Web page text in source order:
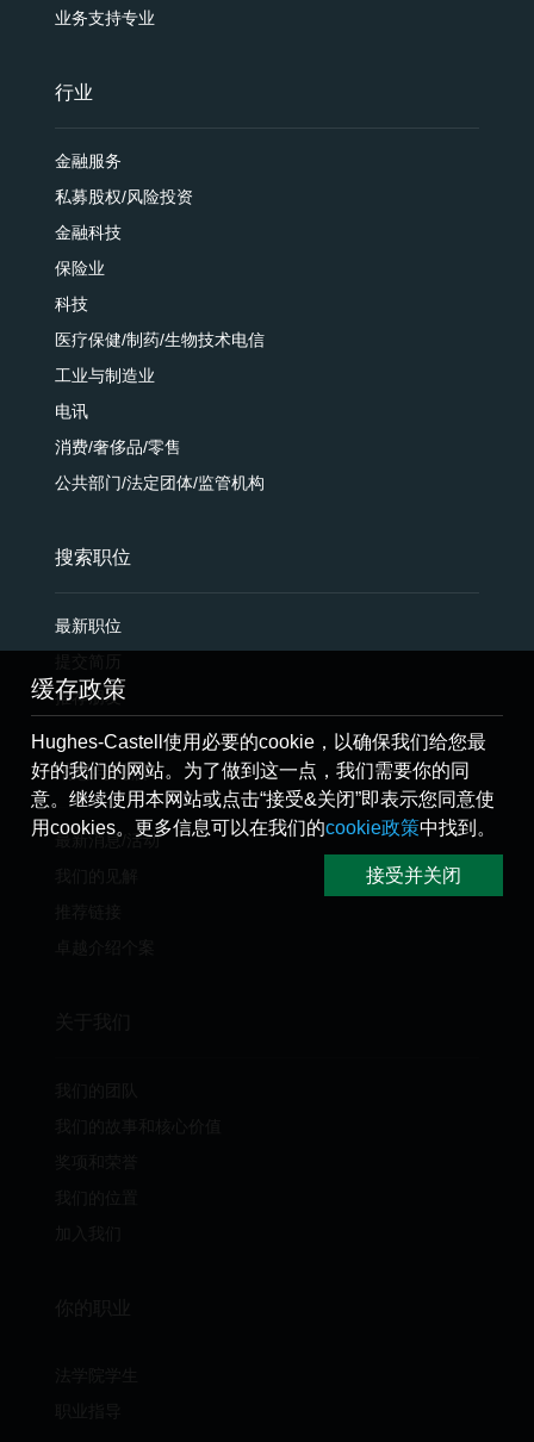
业务支持专业
行业
金融服务
私募股权/风险投资
金融科技
保险业
科技
医疗保健/制药/生物技术电信
工业与制造业
电讯
消费/奢侈品/零售
公共部门/法定团体/监管机构
搜索职位
最新职位
推荐朋友
消息与见解
最新消息/活动
缓存政策
Hughes-Castell使用必要的cookie，以确保我们给您最
好的我们的网站。为了做到这一点，我们需要你的同
意。继续使用本网站或点击“接受&关闭”即表示您同意使
用cookies。更多信息可以在我们的cookie政策中找到。
接受并关闭